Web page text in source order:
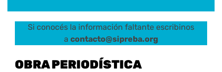
Si conocés la información faltante escribinos
a contacto@sipreba.org
OBRA PERIODÍSTICA